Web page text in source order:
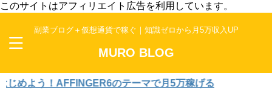
このサイトはアフィリエイト広告を利用しています。
副業ブログ＋仮想通貨で稼ぐ｜知識ゼロから月5万収入UP
MURO BLOG
よう！AFFINGER6のテーマで月5万稼げる